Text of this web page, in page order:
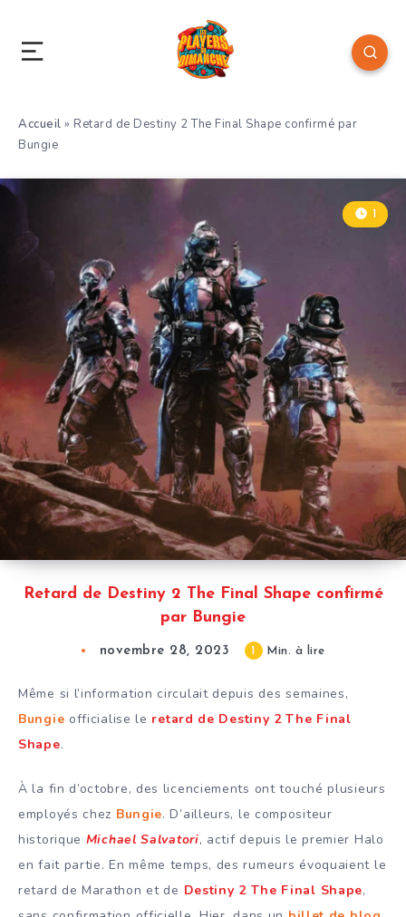
Accueil » Retard de Destiny 2 The Final Shape confirmé par
Bungie
Retard de Destiny 2 The Final Shape confirmé
par Bungie
1
novembre 28, 2023 1 Min. à lire
Même si l’information circulait depuis des semaines,
Bungie officialise le retard de Destiny 2 The Final
Shape.
À la fin d’octobre, des licenciements ont touché plusieurs
employés chez Bungie. D’ailleurs, le compositeur
historique Michael Salvatori, actif depuis le premier Halo
en fait partie. En même temps, des rumeurs évoquaient le
retard de Marathon et de Destiny 2 The Final Shape,